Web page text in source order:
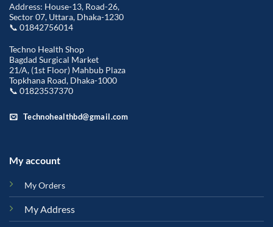
Address: House-13, Road-26,
Sector 07, Uttara, Dhaka-1230
📞 01842756014
Techno Health Shop
Bagdad Surgical Market
21/A, (1st Floor) Mahbub Plaza
Topkhana Road, Dhaka-1000
📞 01823537370
Technohealthbd@gmail.com
My account
My Orders
My Address